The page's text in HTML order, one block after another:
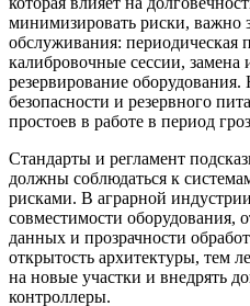
минимизировать риски, важно
обслуживания: периодическая
калибровочные сессии,
резервирование
безопасности и резервного
простоев в работе в период
Стандарты и регламент
должны соблюдаться к
рисками. В аграрной
совместимости оборудования,
данных и прозрачности
открытость архитектуры, тем
на новые участки и внедрять
контроллеры.